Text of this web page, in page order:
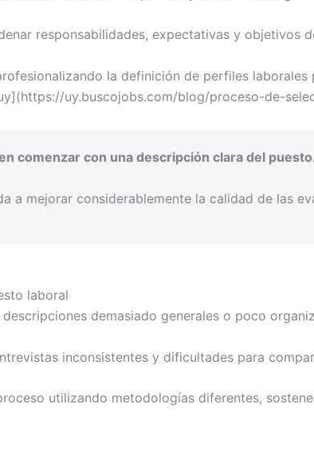
responsabilidades, expectativas y objetivos
la definición de perfiles
uy.buscojobs.com/blog/proceso-de-
comenzar con una descripción clara del
a mejorar considerablemente la calidad de las
laboral
demasiado generales o poco
inconsistentes y dificultades para
utilizando metodologías diferentes,